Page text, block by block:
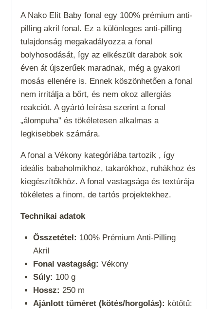
A Nako Elit Baby fonal egy 100% prémium anti-
pilling akril fonal. Ez a különleges anti-pilling
tulajdonság megakadályozza a fonal
bolyhosodását, így az elkészült darabok sok
éven át újszerűek maradnak, még a gyakori
mosás ellenére is. Ennek köszönhetően a fonal
nem irritálja a bőrt, és nem okoz allergiás
reakciót. A gyártó leírása szerint a fonal
„álompuha” és tökéletesen alkalmas a
legkisebbek számára.
A fonal a Vékony kategóriába tartozik , így
ideális babaholmikhoz, takarókhoz, ruhákhoz és
kiegészítőkhöz. A fonal vastagsága és textúrája
tökéletes a finom, de tartós projektekhez.
Technikai adatok
Összetétel: 100% Prémium Anti-Pilling
Akril
Fonal vastagság: Vékony
Súly: 100 g
Hossz: 250 m
Ajánlott tűméret (kötés/horgolás): kötőtű: